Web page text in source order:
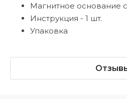
Магнитное основание
Инструкция - 1 шт.
Упаковка